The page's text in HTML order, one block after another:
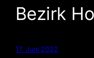
Bezirk
17. Juni 2022